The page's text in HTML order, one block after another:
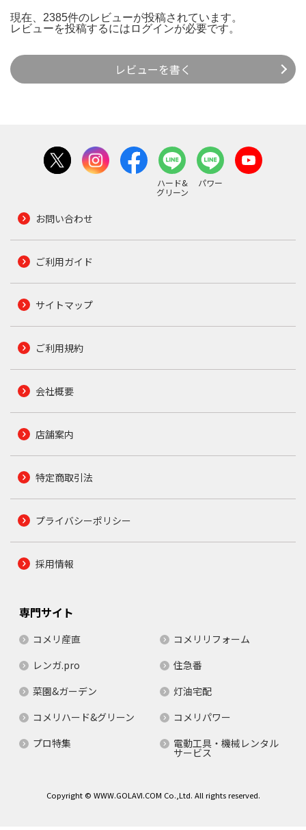
現在、2385件のレビューが投稿されています。
レビューを投稿するには ログインが必要です。
レビューを書く
ハード&
グリーン
パワー
お問い合わせ
ご利用ガイド
サイトマップ
ご利用規約
会社概要
店舗案内
特定商取引法
プライバシーポリシー
採用情報
専門サイト
コメリ産直
コメリリフォーム
レンガ.pro
住急番
菜園&ガーデン
灯油宅配
コメリハード&グリーン
コメリパワー
プロ特集
電動工具・機械レンタル
サービス
Copyright © WWW.GOLAVI.COM Co.,Ltd. All rights reserved.